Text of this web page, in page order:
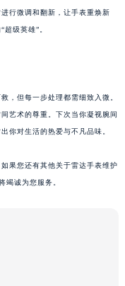
行微调和翻新，让手表重焕新
级英雄”。
，但每一步处理都需细致入微。
艺术的尊重。下次当你凝视腕间
你对生活的热爱与不凡品味。
果您还有其他关于雷达手表维护
竭诚为您服务。